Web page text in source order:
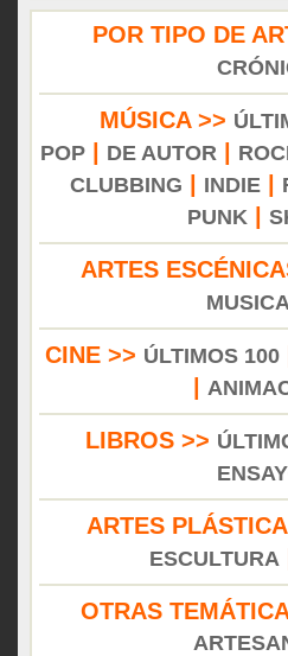
POR TIPO DE
MÚSICA >>
POP| DE AUTOR
CLUBBING
INDIE|
PUNK
ARTES
CINE >> ÚLTIMOS 100
LIBROS >>
ARTES
ESCULTURA
OTRAS